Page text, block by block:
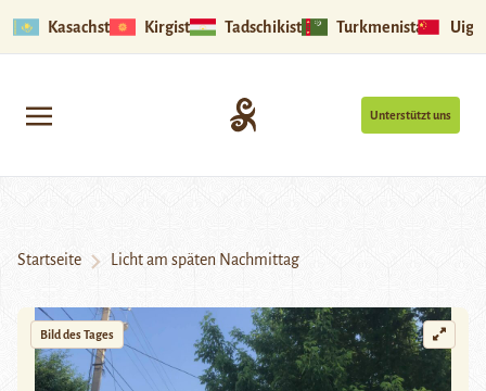
Kasachstan Kirgistan Tadschikistan Turkmenistan
Unterstützt uns
Startseite Licht am späten Nachmittag
Bild des Tages